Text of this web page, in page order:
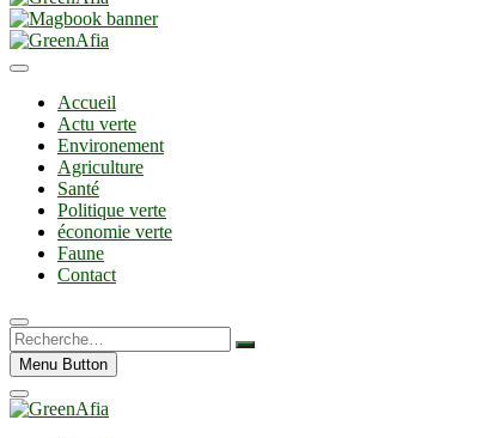
GreenAfia
Accueil
Actu verte
Environement
Agriculture
Santé
Politique verte
économie verte
Faune
Contact
Recherche…
Menu Button